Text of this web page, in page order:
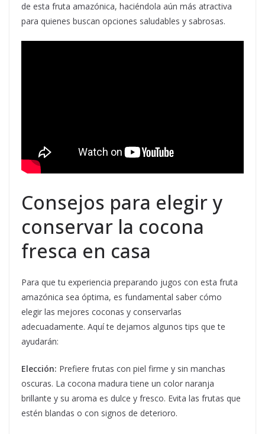
de esta fruta amazónica, haciéndola aún más atractiva
para quienes buscan opciones saludables y sabrosas.
Consejos para elegir y
conservar la cocona
fresca en casa
Para que tu experiencia preparando jugos con esta fruta
amazónica sea óptima, es fundamental saber cómo
elegir las mejores coconas y conservarlas
adecuadamente. Aquí te dejamos algunos tips que te
ayudarán:
Elección: Prefiere frutas con piel firme y sin manchas
oscuras. La cocona madura tiene un color naranja
brillante y su aroma es dulce y fresco. Evita las frutas que
estén blandas o con signos de deterioro.